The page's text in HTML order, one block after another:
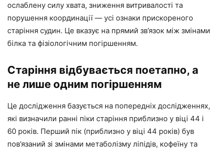
ослаблену силу хвата, зниження витривалості та
порушення координації — усі ознаки прискореного
старіння судин. Це вказує на прямий зв’язок між змінами
білка та фізіологічним погіршенням.
Старіння відбувається поетапно, а
не лише одним погіршенням
Це дослідження базується на попередніх дослідженнях,
які визначили ранні піки старіння приблизно у віці 44 і
60 років. Перший пік (приблизно у віці 44 років) був
пов’язаний зі змінами метаболізму ліпідів, кофеїну та